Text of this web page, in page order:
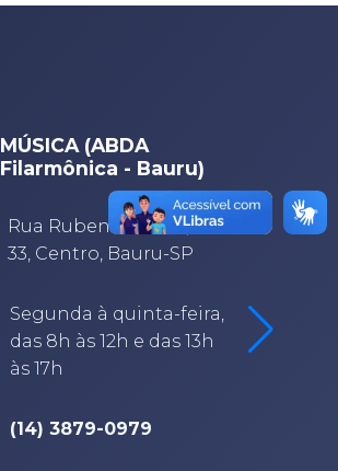
MÚSICA (ABDA
Filarmônica - Bauru)
Rua Rubens Arruda, 3-
33, Centro, Bauru-SP
Segunda à quinta-feira,
das 8h às 12h e das 13h
às 17h
(14) 3879-0979